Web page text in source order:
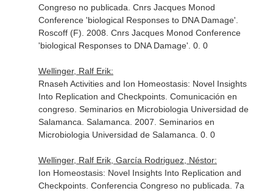
Congreso no publicada. Cnrs Jacques Monod
Conference 'biological Responses to DNA Damage'.
Roscoff (F). 2008. Cnrs Jacques Monod Conference
'biological Responses to DNA Damage'. 0. 0
Wellinger, Ralf Erik:
Rnaseh Activities and Ion Homeostasis: Novel Insights
Into Replication and Checkpoints. Comunicación en
congreso. Seminarios en Microbiologia Universidad de
Salamanca. Salamanca. 2007. Seminarios en
Microbiologia Universidad de Salamanca. 0. 0
Wellinger, Ralf Erik, García Rodriguez, Néstor:
Ion Homeostasis: Novel Insights Into Replication and
Checkpoints. Conferencia Congreso no publicada. 7a